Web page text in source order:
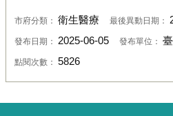
市府分類： 衛生醫療 最後異動日期：
發布日期： 2025-06-05 發布單位：
點閱次數： 5826